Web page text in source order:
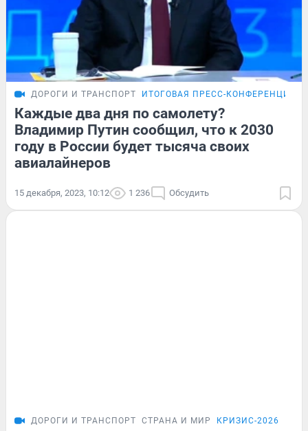
ДОРОГИ И ТРАНСПОРТ ИТОГОВАЯ ПРЕСС-КОНФЕРЕНЦИЯ
Каждые два дня по самолету?
Владимир Путин сообщил, что к 2030
году в России будет тысяча своих
авиалайнеров
15 декабря, 2023, 10:12 1 236 Обсудить
ДОРОГИ И ТРАНСПОРТ СТРАНА И МИР КРИЗИС-2026